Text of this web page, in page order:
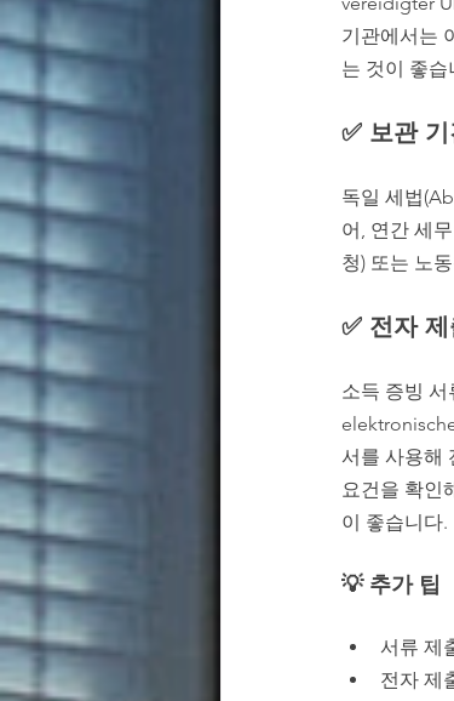
기관에서는
는 것이 좋습
✅ 보관
독일 세법
어, 연간 세
청) 또는 노
✅ 전자
소득 증빙 서
서를 사용해
요건을 확인
이 좋습니다.
💡 추가 팁
서류 제
전자 제